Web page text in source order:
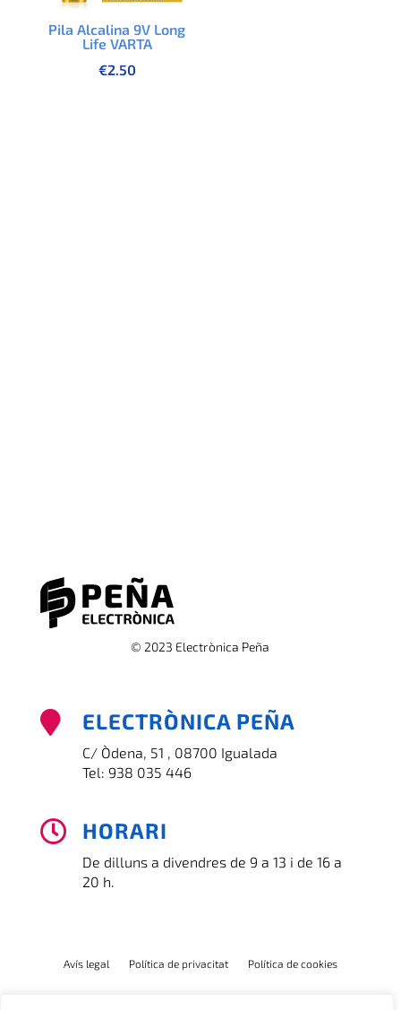
Pila Alcalina 9V Long
Life VARTA
€2.50
© 2023 Electrònica Peña
 ELECTRÒNICA PEÑA
C/ Òdena, 51 , 08700 Igualada
Tel: 938 035 446
 HORARI
De dilluns a divendres de 9 a 13 i de 16 a
20 h.
Avís legal Política de privacitat Política de cookies